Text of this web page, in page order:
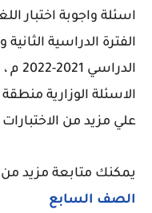
اسئلة واجوبة اختبار
الفترة الدراسية
الاسئلة الوزارية
علي مزيد من
يمكنك متابعة مزيد
الصف السابع